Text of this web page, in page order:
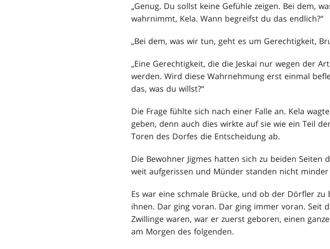
„Genug. Du sollst keine Gefühle zeigen. Bei dem,
wahrnimmt, Kela. Wann begreifst du das endlich?“
„Bei dem, was wir tun, geht es um Gerechtigkeit,
„Eine Gerechtigkeit, die die Jeskai nur wegen der
werden. Wird diese Wahrnehmung erst einmal
das, was du willst?“
Die Frage fühlte sich nach einer Falle an. Kela
geben, denn auch dies wirkte auf sie wie ein Teil
Toren des Dorfes die Entscheidung ab.
Die Bewohner Jigmes hatten sich zu beiden
weit aufgerissen und Münder standen nicht
Es war eine schmale Brücke, und ob der Dörfler
ihnen. Dar ging voran. Dar ging immer voran. Seit
Zwillinge waren, war er zuerst geboren, einen
am Morgen des folgenden.